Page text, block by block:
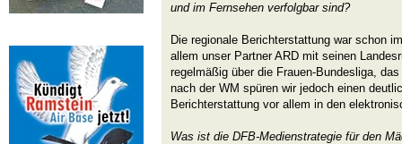
und im Fernsehen verfolgbar sind?
Die regionale Berichterstattung war schon
allem unser Partner ARD mit seinen
regelmäßig über die Frauen-Bundesliga,
nach der WM spüren wir jedoch einen
Berichterstattung vor allem in den
Was ist die DFB-Medienstrategie für den